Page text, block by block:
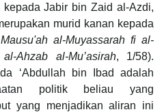
Jabir bin Zaid al-Azdi,
murid kanan kepada
al-Muyassarah fi al-
Ahzab al-Mu’asirah, 1/58).
‘Abdullah bin Ibad adalah
politik beliau yang
yang menjadikan aliran ini